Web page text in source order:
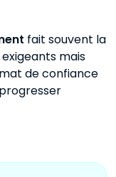
fait souvent la
mais
de confiance